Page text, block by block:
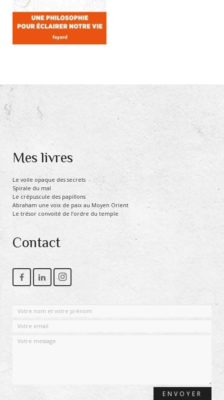
Mes livres
Le voile opaque des secrets
Spirale du mal
Le crépuscule des papillons
Abraham une voix de paix au Moyen Orient
Le trésor convoité de l’ordre du temple
Contact